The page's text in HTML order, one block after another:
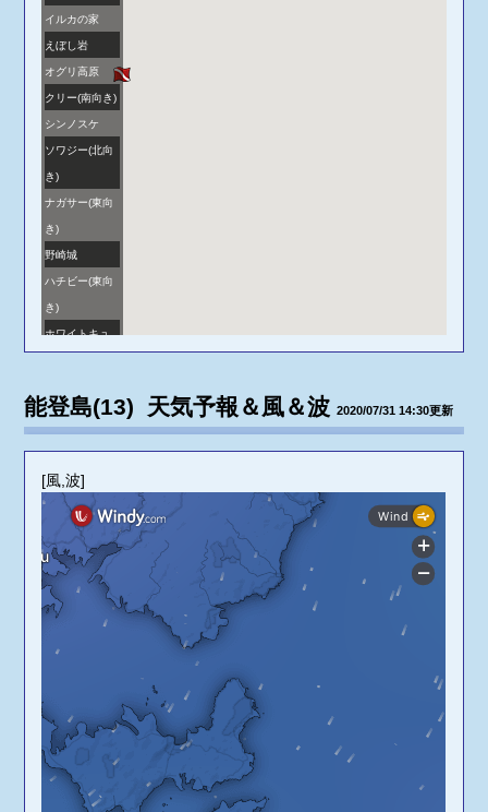
イルカの家
えぼし岩
オグリ高原
クリー(南向き)
シンノスケ
ソワジー(北向
き)
ナガサー(東向
き)
野崎城
ハチビー(東向
き)
ホワイトキュ
き)
能登島(13) 天気予報＆風＆波2020/07/31 14:30更新
[風,波]